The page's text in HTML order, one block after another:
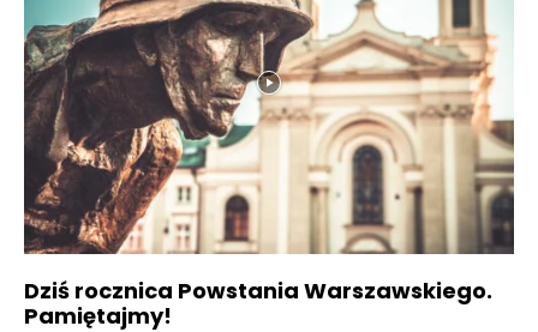
Dziś rocznica Powstania Warszawskiego.
Pamiętajmy!